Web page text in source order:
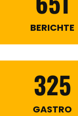
BERICHTE
325
GASTRO